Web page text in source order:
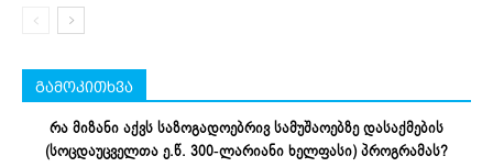
გამოკითხვა
რა მიზანი აქვს საზოგადოებრივ სამუშაოებზე დასაქმების
(სოცდაუცველთა ე.წ. 300-ლარიანი ხელფასი) პროგრამას?